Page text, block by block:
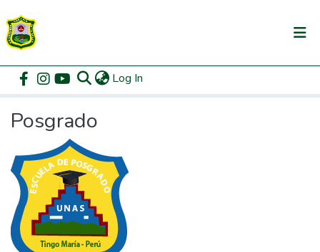
Log In
Communities & Collections
Home Posgrado Browse by Subject
Posgrado